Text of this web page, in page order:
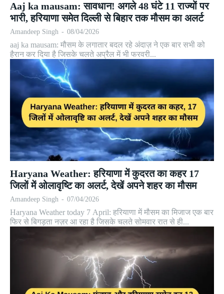
Aaj ka mausam: सावधान! अगले 48 घंटे 11 राज्यों पर
भारी, हरियाणा समेत दिल्ली से बिहार तक मौसम का अलर्ट
Amandeep Singh - 08/04/2026
aaj ka mausam: मौसम के लगातार बदल रहे अंदाज़ ने एक बार सभी को
हैरान कर दिया है जिसके चलते अप्रैल में भी फरवरी...
Haryana Weather: हरियाणा में कुदरत का कहर 17
जिलों में ओलावृष्टि का अलर्ट, देखें अपने शहर का मौसम
Amandeep Singh - 07/04/2026
Haryana Weather today 7 April: हरियाणा में मौसम का मिजाज एक बार
फिर से बिगड़ता नज़र आ रहा है जिसके चलते सोमवार रात से ही...